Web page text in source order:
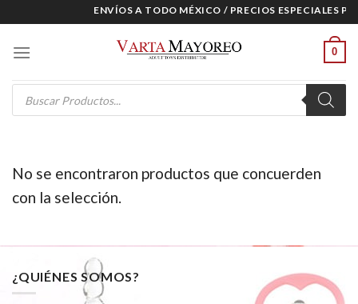
to
content
ENVÍOS A TODO MÉXICO / PRECIOS ESPECIALES
0
Products
search
No se encontraron productos que concuerden
con la selección.
¿QUIÉNES SOMOS?